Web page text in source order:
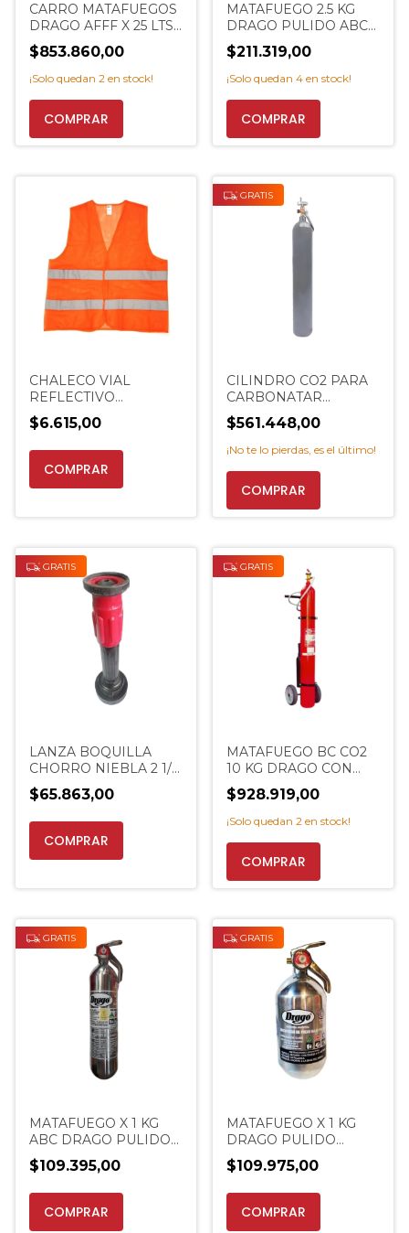
CARRO MATAFUEGOS
DRAGO AFFF X 25 LTS
FUEGOS CLASE A AB
$853.860,00
¡Solo quedan 2 en stock!
MATAFUEGO 2.5 KG
DRAGO PULIDO ABC
NEGOCIO PROMO
EXTINCENTER
$211.319,00
¡Solo quedan 4 en stock!
CHALECO VIAL
REFLECTIVO
NARANJA
MATAFUEGOS
EXTINCENTER
$6.615,00
COMPRAR
GRATIS
CILINDRO CO2 PARA
CARBONATAR
CERVEZA X 10KG
EXTINCENTER
$561.448,00
¡No te lo pierdas, es el último!
GRATIS
LANZA BOQUILLA
CHORRO NIEBLA 2 1/2
PULGADAS
EXTINCENTER
$65.863,00
GRATIS
MATAFUEGO BC CO2
10 KG DRAGO CON
CARRO ACERO
ELECTRICIDAD
$928.919,00
¡Solo quedan 2 en stock!
GRATIS
MATAFUEGO X 1 KG
ABC DRAGO PULIDO
ALUMINIO
EXTINCENTER
$109.395,00
GRATIS
MATAFUEGO X 1 KG
DRAGO PULIDO
ALUMINIO PROMO
EXTINCENTER
$109.975,00